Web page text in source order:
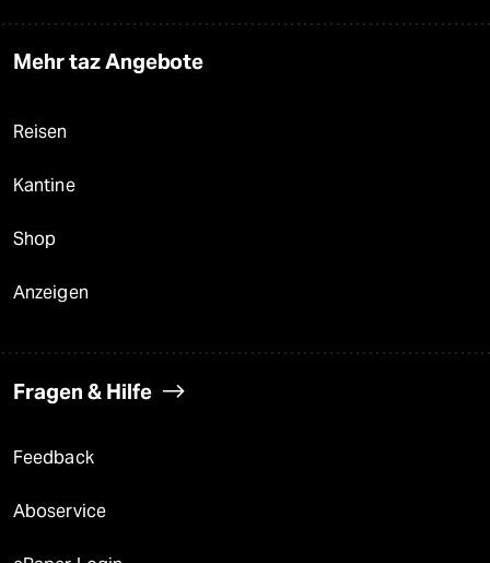
Mehr taz Angebote
Reisen
Kantine
Shop
Anzeigen
Fragen & Hilfe
Feedback
Aboservice